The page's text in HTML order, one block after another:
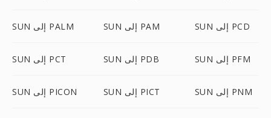
SUN إلى PALM SUN إلى PAM SUN إلى PCD
SUN إلى PCT SUN إلى PDB SUN إلى PFM
SUN إلى PICON SUN إلى PICT SUN إلى PNM